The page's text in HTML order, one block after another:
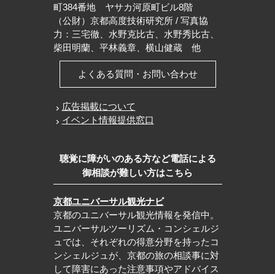
町384番地 ヤサカ河原町ビル8階
（公財）京都高度技術研究所 / 写真協
力：三宅徹、水野克比古、水野秀比古、
柴田明蘭、平林義章、横山健蔵 他
よくある質問・お問い合わせ
広告掲載について
イベント情報提供窓口
聴覚に障がいのある方など電話による
御相談が難しい方はこちら
京都ユニバーサル観光ナビ
京都のユニバーサル観光情報を発信中。
ユニバーサルツーリズム・コンシェルジ
ュでは、それぞれの得意分野を持ったコ
ンシェルジュが、京都の旅の相談事に対
して障害にあった注意事項やアドバイス